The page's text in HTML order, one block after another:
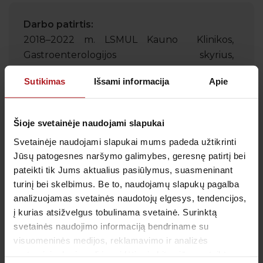
Sutikimas Išsami informacija Apie
Šioje svetainėje naudojami slapukai
Svetainėje naudojami slapukai mums padeda užtikrinti
Jūsų patogesnes naršymo galimybes, geresnę patirtį bei
pateikti tik Jums aktualius pasiūlymus, suasmeninant
turinį bei skelbimus. Be to, naudojamų slapukų pagalba
analizuojamas svetainės naudotojų elgesys, tendencijos,
į kurias atsižvelgus tobulinama svetainė. Surinktą
svetainės naudojimo informaciją bendriname su
visuomeninės medijos, reklamavimo ir analizės
Darbo patirtis:
2018–2022 m. LSMUL Kauno Klinikos,
Gastroenterologijos skyrius,
Kaunas;
2019–2022 m. VšĮ Kėdainių ligoninė,
medicinos gydytojas;
2021–2022 m. LSMUL Kauno Klinikos, COVID
– 19 II terapinis skyrius, medicinos gydytojas,
Kaunas.
Narystė:
Lietuvos Gastroenterologų draugija;
LSMU gastroenterologijos klinikos ALUMNI